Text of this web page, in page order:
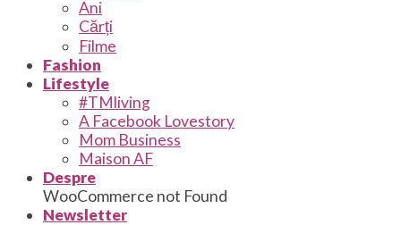
Ani
Cărți
Filme
Fashion
Lifestyle
#TMliving
A Facebook Lovestory
Mom Business
Maison AF
Despre
WooCommerce not Found
Newsletter